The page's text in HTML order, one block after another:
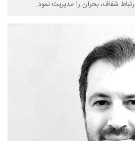
شفاف، بحران را مدیریت نمود.